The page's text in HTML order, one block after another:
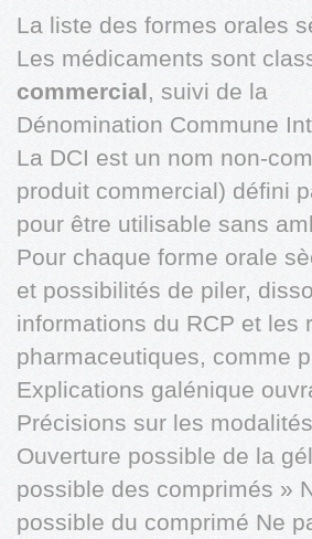
La liste des formes orales
Les médicaments sont
commercial, suivi de la
Dénomination Commune
La DCI est un nom non-
produit commercial) défini
pour être utilisable sans
Pour chaque forme orale
et possibilités de piler,
informations du RCP et les
pharmaceutiques, comme
Explications galénique
Précisions sur les
Ouverture possible de la
possible des comprimés »
possible du comprimé Ne